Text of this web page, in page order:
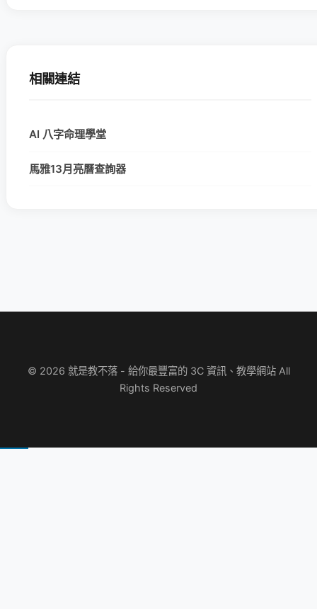
相關連結
AI 八字命理學堂
馬雅13月亮曆查詢器
© 2026 就是教不落 - 給你最豐富的 3C 資訊、教學網站 All
Rights Reserved